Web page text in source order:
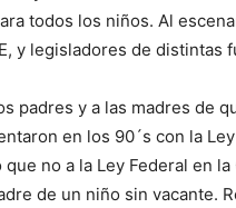
todos los niños. Al
y legisladores de distintas
padres y a las madres de
en los 90´s con la
no a la Ley Federal en
de un niño sin vacante.